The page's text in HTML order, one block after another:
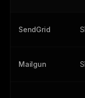
SendGrid Sì
Mailgun Sì